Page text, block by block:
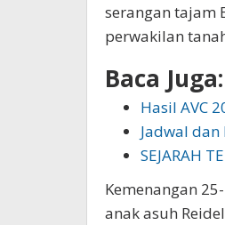
serangan tajam
perwakilan
Baca Juga:
Hasil AVC
Jadwal dan
SEJARAH
​Kemenangan
anak asuh